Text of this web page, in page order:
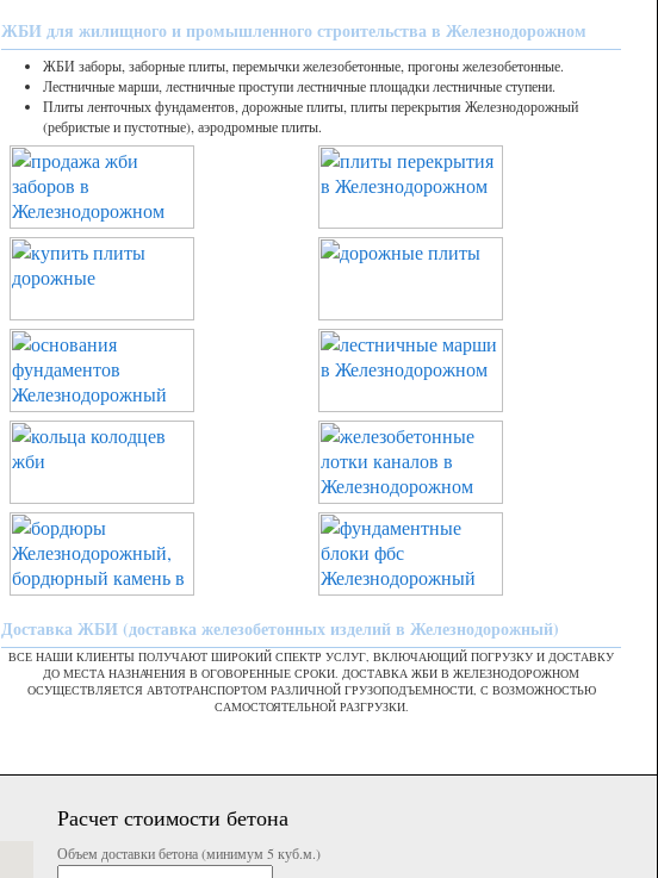
ЖБИ для жилищного и промышленного строительства в Железнодорожном
ЖБИ заборы, заборные плиты, перемычки железобетонные, прогоны железобетонные.
Лестничные марши, лестничные проступи лестничные площадки лестничные ступени.
Плиты ленточных фундаментов, дорожные плиты, плиты перекрытия Железнодорожный
(ребристые и пустотные), аэродромные плиты.
Доставка ЖБИ (доставка железобетонных изделий в Железнодорожный)
ВСЕ НАШИ КЛИЕНТЫ ПОЛУЧАЮТ ШИРОКИЙ СПЕКТР УСЛУГ, ВКЛЮЧАЮЩИЙ ПОГРУЗКУ И ДОСТАВКУ
ДО МЕСТА НАЗНАЧЕНИЯ В ОГОВОРЕННЫЕ СРОКИ. ДОСТАВКА ЖБИ В ЖЕЛЕЗНОДОРОЖНОМ
ОСУЩЕСТВЛЯЕТСЯ АВТОТРАНСПОРТОМ РАЗЛИЧНОЙ ГРУЗОПОДЪЕМНОСТИ, С ВОЗМОЖНОСТЬЮ
САМОСТОЯТЕЛЬНОЙ РАЗГРУЗКИ.
Расчет стоимости бетона
Объем доставки бетона (минимум 5 куб.м.)